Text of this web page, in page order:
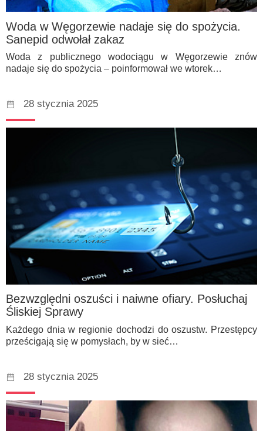
Woda w Węgorzewie nadaje się do spożycia.
Sanepid odwołał zakaz
Woda z publicznego wodociągu w Węgorzewie znów
nadaje się do spożycia – poinformował we wtorek…
28 stycznia 2025
Bezwzględni oszuści i naiwne ofiary. Posłuchaj
Śliskiej Sprawy
Każdego dnia w regionie dochodzi do oszustw. Przestępcy
prześcigają się w pomysłach, by w sieć…
28 stycznia 2025